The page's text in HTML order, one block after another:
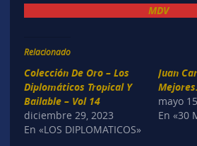
MDV
Relacionado
Colección De Oro – Los
Diplomáticos Tropical Y
Bailable – Vol 14
diciembre 29, 2023
En «LOS DIPLOMATICOS»
Juan
Mejores.
mayo
En «30